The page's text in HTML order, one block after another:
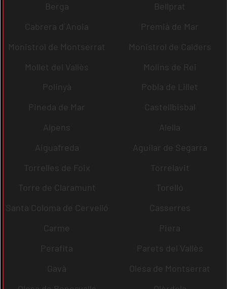
Berga
Bellprat
Cabrera d´Anoia
Premià de Mar
Monistrol de Montserrat
Monistrol de Calders
Mollet del Vallès
Molins de Rei
Polinyà
Pobla de Lillet
Pineda de Mar
Castellbisbal
Alpens
Alella
Aiguafreda
Aguilar de Segarra
Torrelles de Foix
Torrelavit
Torre de Claramunt
Torelló
Santa Coloma de Cervelló
Casserres
Carme
Piera
Perafita
Parets del Vallès
Gavà
Olesa de Montserrat